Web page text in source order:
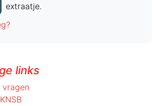
extraatje.
links
vragen